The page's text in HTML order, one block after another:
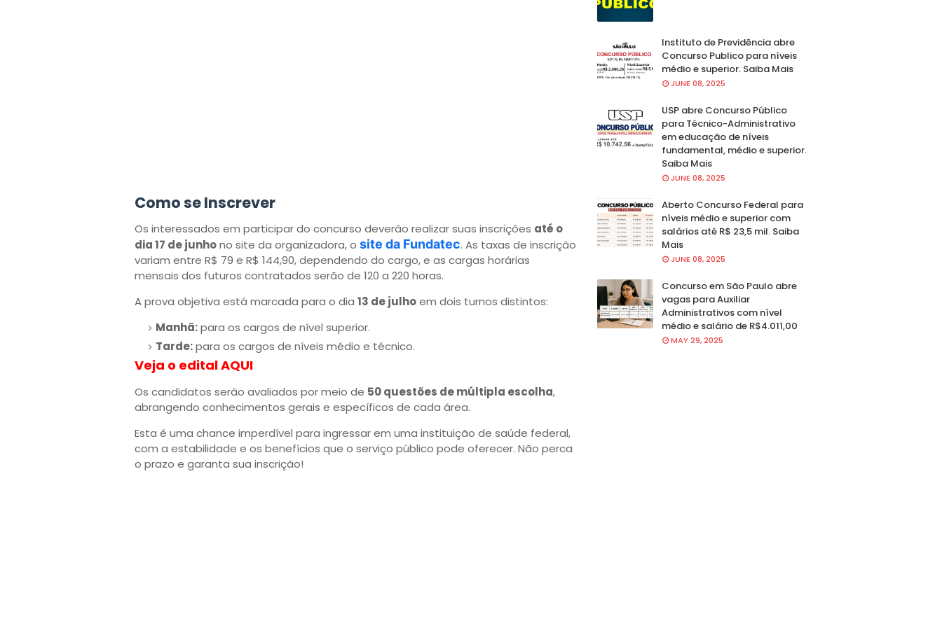
Como se Inscrever
Os interessados em participar do concurso deverão realizar suas inscrições até o
dia 17 de junhono site da organizadora, o site da Fundatec. As taxas de inscrição
variam entre R$ 79 e R$ 144,90, dependendo do cargo, e as cargas horárias
mensais dos futuros contratados serão de 120 a 220 horas.
A prova objetiva está marcada para o dia 13 de julhoem dois turnos distintos:
Manhã:para os cargos de nível superior.
Tarde:para os cargos de níveis médio e técnico.
Veja o edital AQUI
Os candidatos serão avaliados por meio de 50 questões de múltipla escolha,
abrangendo conhecimentos gerais e específicos de cada área.
Esta é uma chance imperdível para ingressar em uma instituição de saúde federal,
com a estabilidade e os benefícios que o serviço público pode oferecer. Não perca
o prazo e garanta sua inscrição!
Instituto de Previdência abre
Concurso Publico para níveis
médio e superior. Saiba Mais
JUNE 08, 2025
USP abre Concurso Público
para Técnico-Administrativo
em educação de níveis
fundamental, médio e superior.
Saiba Mais
JUNE 08, 2025
Aberto Concurso Federal para
níveis médio e superior com
salários até R$ 23,5 mil. Saiba
Mais
JUNE 08, 2025
Concurso em São Paulo abre
vagas para Auxiliar
Administrativos com nível
médio e salário de R$4.011,00
MAY 29, 2025